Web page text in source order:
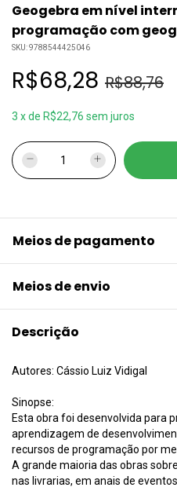
Geogebra em nível
programação com
SKU:9788544425046
R$68,28 R$88,76
3 xde R$22,76 sem juros
Meios de pagamento
Meios de envio
Descrição
Autores: Cássio Luiz Vidigal
Sinopse:
Esta obra foi desenvolvida para
aprendizagem de
recursos de programação por
A grande maioria das obras
nas livrarias, em anais de